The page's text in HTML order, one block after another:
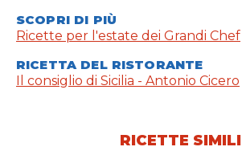
SCOPRI DI PIÙ
Ricette per l'estate dei Grandi Chef
RICETTA DEL RISTORANTE
Il consiglio di Sicilia - Antonio Cicero
RICETTE SIMILI